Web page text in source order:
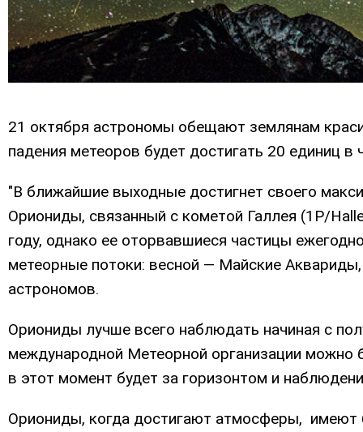
21 октября астрономы обещают землянам
падения метеоров будет достигать 20 единиц в
"В ближайшие выходные достигнет своего
Ориониды, связанный с кометой Галлея (1Р/
году, однако ее оторвавшиеся частицы
метеорные потоки: весной — Майские
астрономов.
Ориониды лучше всего наблюдать начиная с
международной Метеорной организации можно
в этот момент будет за горизонтом и
Ориониды, когда достигают атмосферы, имеют